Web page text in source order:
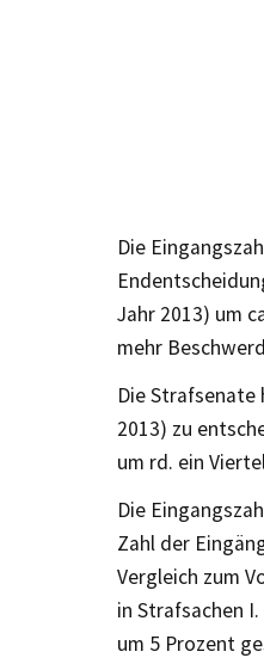
Die
Jahr 2013) um
mehr
Die Strafsenate
2013) zu
um rd. ein
Die
Zahl der
Vergleich zum
in Strafsachen
um 5 Prozent